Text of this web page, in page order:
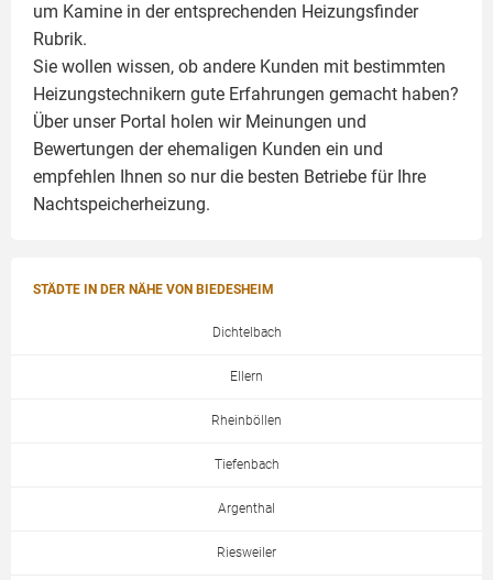
um Kamine in der entsprechenden Heizungsfinder
Rubrik.
Sie wollen wissen, ob andere Kunden mit bestimmten
Heizungstechnikern gute Erfahrungen gemacht haben?
Über unser Portal holen wir Meinungen und
Bewertungen der ehemaligen Kunden ein und
empfehlen Ihnen so nur die besten Betriebe für Ihre
Nachtspeicherheizung.
STÄDTE IN DER NÄHE VON BIEDESHEIM
Dichtelbach
Ellern
Rheinböllen
Tiefenbach
Argenthal
Riesweiler